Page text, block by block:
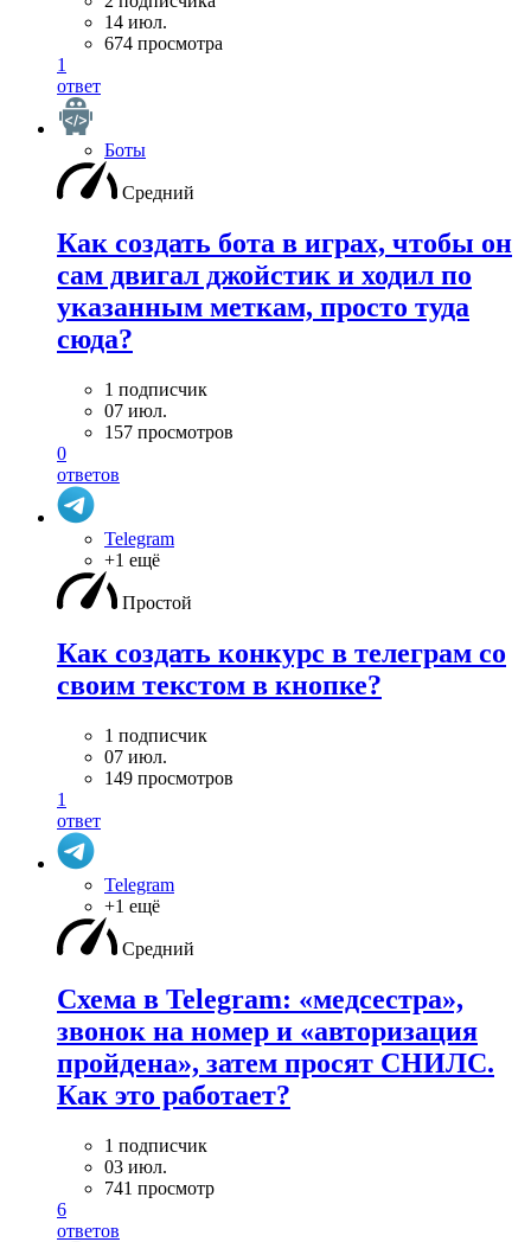
14 июл.
674 просмотра
1
ответ
Боты
Средний
Как создать бота в играх, чтобы он
сам двигал джойстик и ходил по
указанным меткам, просто туда
сюда?
1 подписчик
07 июл.
157 просмотров
0
ответов
Telegram
+1 ещё
Простой
Как создать конкурс в телеграм со
своим текстом в кнопке?
1 подписчик
07 июл.
149 просмотров
1
ответ
Telegram
+1 ещё
Средний
Схема в Telegram: «медсестра»,
звонок на номер и «авторизация
пройдена», затем просят СНИЛС.
Как это работает?
1 подписчик
03 июл.
741 просмотр
6
ответов